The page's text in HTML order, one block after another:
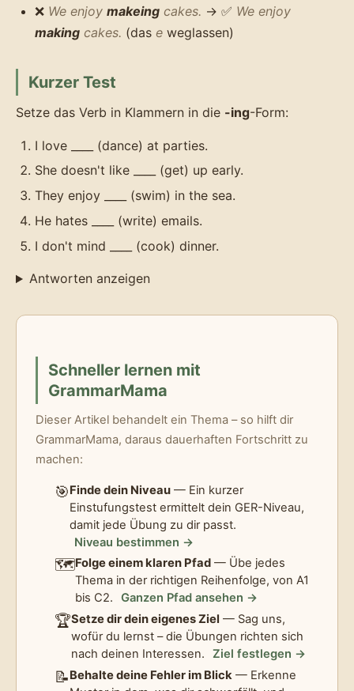
❌ We enjoy makeing cakes. → ✅ We enjoy
making cakes. (das e weglassen)
Kurzer Test
Setze das Verb in Klammern in die -ing-Form:
I love ____ (dance) at parties.
She doesn't like ____ (get) up early.
They enjoy ____ (swim) in the sea.
He hates ____ (write) emails.
I don't mind ____ (cook) dinner.
Antworten anzeigen
Schneller lernen mit
GrammarMama
Dieser Artikel behandelt ein Thema – so hilft dir
GrammarMama, daraus dauerhaften Fortschritt zu
machen:
🎯Finde dein Niveau — Ein kurzer
Einstufungstest ermittelt dein GER-Niveau,
damit jede Übung zu dir passt.
Niveau bestimmen →
🗺️Folge einem klaren Pfad — Übe jedes
Thema in der richtigen Reihenfolge, von A1
bis C2.
Ganzen Pfad ansehen →
🏆Setze dir dein eigenes Ziel — Sag uns,
wofür du lernst – die Übungen richten sich
nach deinen Interessen.
Ziel festlegen →
📝Behalte deine Fehler im Blick — Erkenne